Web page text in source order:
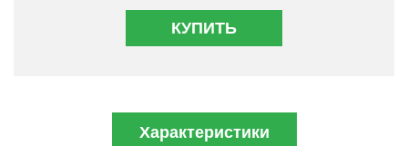
КУПИТЬ
Характеристики